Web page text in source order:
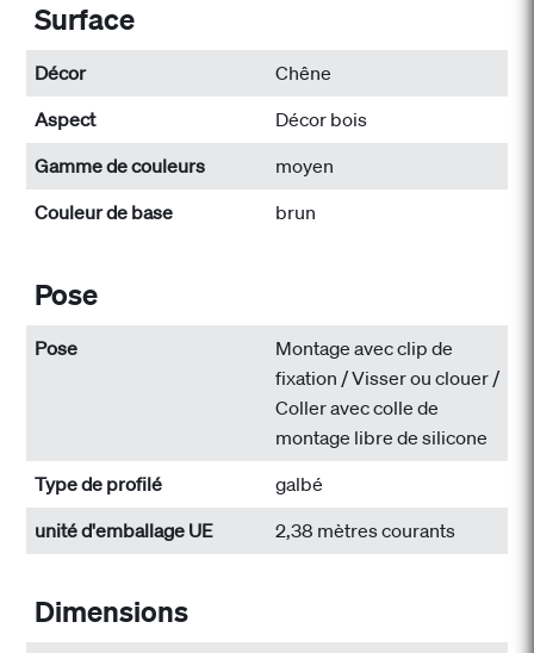
Surface
Décor
Chêne
Aspect
Décor bois
Gamme de couleurs
moyen
Couleur de base
brun
Pose
Pose
Montage avec clip de
fixation / Visser ou clouer /
Coller avec colle de
montage libre de silicone
Type de profilé
galbé
unité d'emballage UE
2,38 mètres courants
Dimensions